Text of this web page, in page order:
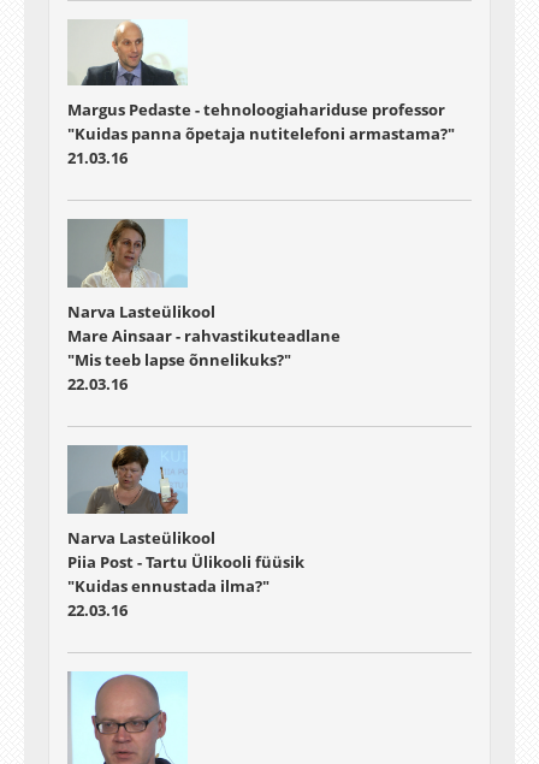
Margus Pedaste - tehnoloogiahariduse professor
"Kuidas panna õpetaja nutitelefoni armastama?"
21.03.16
Narva Lasteülikool
Mare Ainsaar - rahvastikuteadlane
"Mis teeb lapse õnnelikuks?"
22.03.16
Narva Lasteülikool
Piia Post - Tartu Ülikooli füüsik
"Kuidas ennustada ilma?"
22.03.16